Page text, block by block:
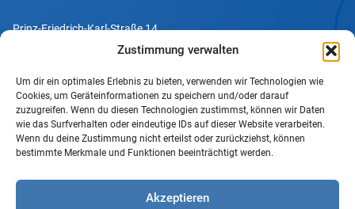
Zustimmung verwalten
Um dir ein optimales Erlebnis zu bieten, verwenden wir Technologien wie
Cookies, um Geräteinformationen zu speichern und/oder darauf
zuzugreifen. Wenn du diesen Technologien zustimmst, können wir Daten
wie das Surfverhalten oder eindeutige IDs auf dieser Website verarbeiten.
Wenn du deine Zustimmung nicht erteilst oder zurückziehst, können
bestimmte Merkmale und Funktionen beeinträchtigt werden.
Akzeptieren
Prinz-Friedrich-Karl-Straße 14
Tel. +49 231 952052-10
Fax +49 231 952052-60
e-Mail info@uv-do.de
Internet www.uv-do.de